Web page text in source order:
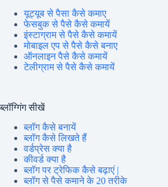
यूट्यूब से पैसा कैसे कमाए
फेसबुक से पैसे कैसे कमायें
इंस्टाग्राम से पैसे कैसे कमायें
मोबाइल एप से पैसे कैसे बनाए
ऑनलाइन पैसे कैसे कमायें
टेलीग्राम से पैसे कैसे कमायें
ब्लॉग्गिंग सीखें
ब्लॉग कैसे बनायें
ब्लॉग कैसे लिखते हैं
वर्डप्रेस क्या है
कीवर्ड क्या है
ब्लॉग पर ट्रेफिक कैसे बढ़ाएं |
ब्लॉग से पैसे कमाने के 20 तरीके